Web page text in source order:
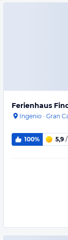
Ferienhaus
Ingenio · Gran
100% 5,9